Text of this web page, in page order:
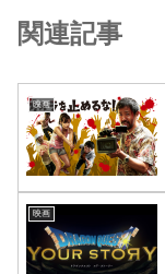
関連記事
映画
映画